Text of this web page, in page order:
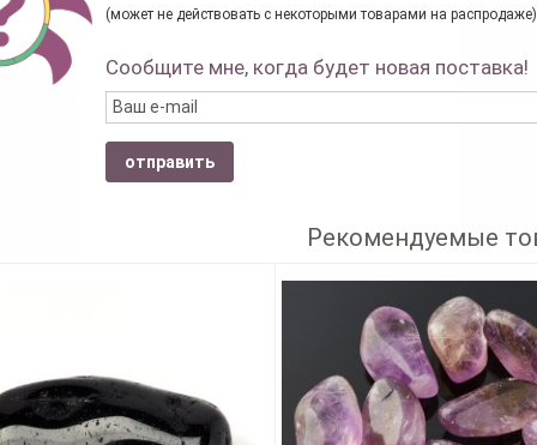
(может не действовать с некоторыми товарами на
Сообщите мне, когда будет новая поставка!
отправить
Рекомендуемые